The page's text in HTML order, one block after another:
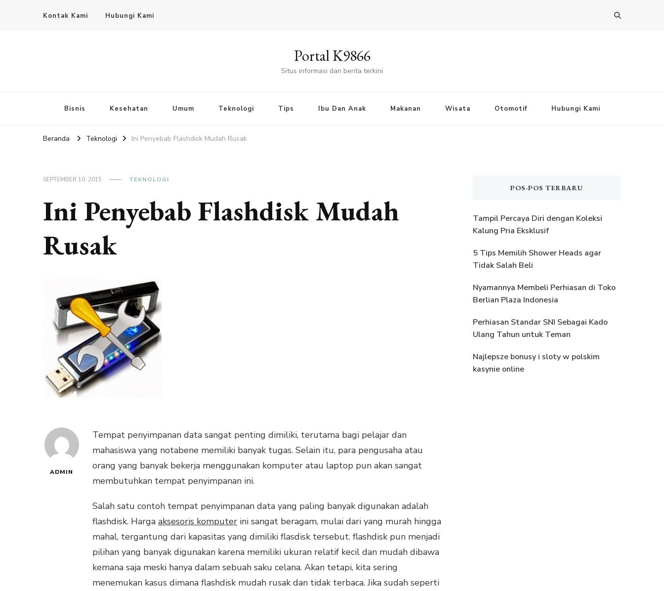
Kontak Kami Hubungi Kami
Portal K9866
Situs informasi dan berita terkini
Bisnis Kesehatan Umum Teknologi Tips Ibu Dan Anak Makanan Wisata Otomotif Hubungi Kami
Beranda Teknologi Ini Penyebab Flashdisk Mudah Rusak
SEPTEMBER 10, 2015 TEKNOLOGI
Ini Penyebab Flashdisk Mudah
Rusak
ADMIN
Tempat penyimpanan data sangat penting dimiliki, terutama bagi pelajar dan
mahasiswa yang notabene memiliki banyak tugas. Selain itu, para pengusaha atau
orang yang banyak bekerja menggunakan komputer atau laptop pun akan sangat
membutuhkan tempat penyimpanan ini.
Salah satu contoh tempat penyimpanan data yang paling banyak digunakan adalah
flashdisk. Harga aksesoris komputer ini sangat beragam, mulai dari yang murah hingga
mahal, tergantung dari kapasitas yang dimiliki flasdisk tersebut. flashdisk pun menjadi
pilihan yang banyak digunakan karena memiliki ukuran relatif kecil dan mudah dibawa
kemana saja meski hanya dalam sebuah saku celana. Akan tetapi, kita sering
menemukan kasus dimana flashdisk mudah rusak dan tidak terbaca. Jika sudah seperti
POS-POS TERBARU
Tampil Percaya Diri dengan Koleksi
Kalung Pria Eksklusif
5 Tips Memilih Shower Heads agar
Tidak Salah Beli
Nyamannya Membeli Perhiasan di Toko
Berlian Plaza Indonesia
Perhiasan Standar SNI Sebagai Kado
Ulang Tahun untuk Teman
Najlepsze bonusy i sloty w polskim
kasynie online